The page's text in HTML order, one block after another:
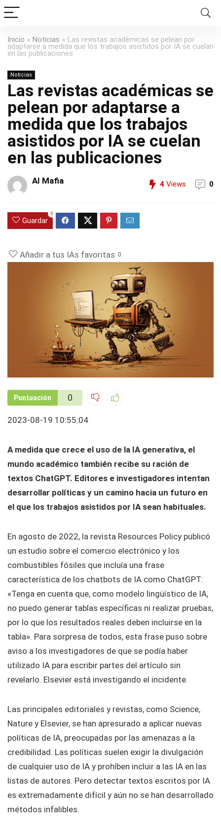
Inicio » Noticias » Las revistas académicas se pelean por
adaptarse a medida que los trabajos asistidos por IA se cuelan
en las publicaciones
Noticias
Las revistas académicas se
pelean por adaptarse a
medida que los trabajos
asistidos por IA se cuelan
en las publicaciones
AI Mafia 4 Views 0
Guardar
0
Añadir a tus IAs favoritas 0
Puntuación 0
2023-08-19 10:55:04
A medida que crece el uso de la IA generativa, el
mundo académico también recibe su ración de
textos ChatGPT. Editores e investigadores intentan
desarrollar políticas y un camino hacia un futuro en
el que los trabajos asistidos por IA sean habituales.
En agosto de 2022, la revista Resources Policy publicó
un estudio sobre el comercio electrónico y los
combustibles fósiles que incluía una frase
característica de los chatbots de IA como ChatGPT:
«Tenga en cuenta que, como modelo lingüístico de IA,
no puedo generar tablas específicas ni realizar pruebas,
por lo que los resultados reales deben incluirse en la
tabla». Para sorpresa de todos, esta frase puso sobre
aviso a los investigadores de que se podía haber
utilizado IA para escribir partes del artículo sin
revelarlo. Elsevier está investigando el incidente.
Las principales editoriales y revistas, como Science,
Nature y Elsevier, se han apresurado a aplicar nuevas
políticas de IA, preocupadas por las amenazas a la
credibilidad. Las políticas suelen exigir la divulgación
de cualquier uso de IA y prohíben incluir a las IA en las
listas de autores. Pero detectar textos escritos por IA
es extremadamente difícil y aún no se han desarrollado
métodos infalibles.